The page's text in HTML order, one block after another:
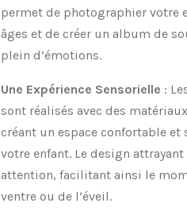
permet de photographier votre
âges et de créer un album de
plein d’émotions.
Une Expérience Sensorielle :
sont réalisés avec des
créant un espace confortable
votre enfant. Le design
attention, facilitant ainsi le
ventre ou de l’éveil.